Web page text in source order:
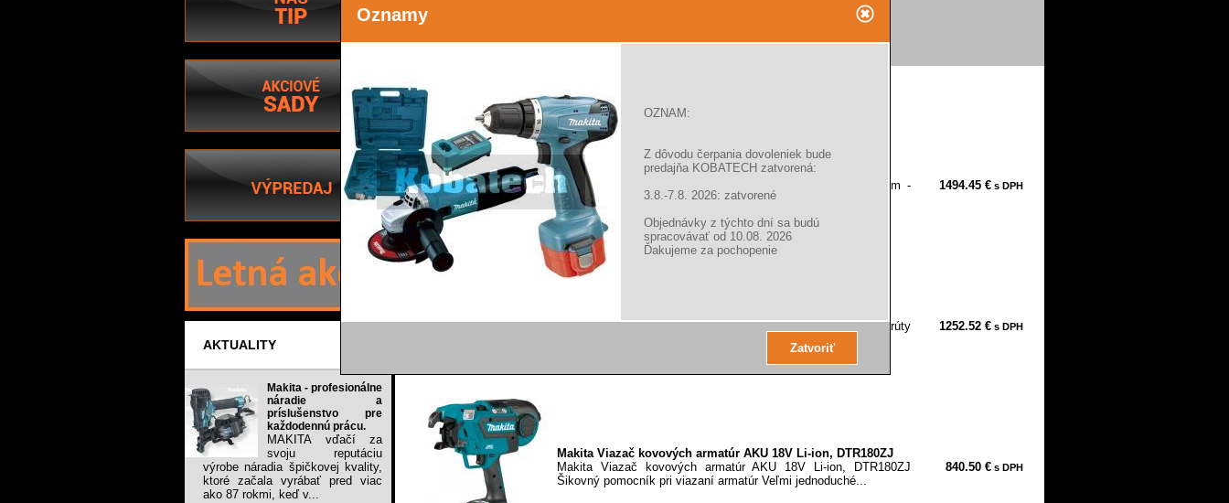
Oznamy
OZNAM:
Z dôvodu čerpania dovoleniek bude
predajňa KOBATECH zatvorená:
3.8.-7.8. 2026: zatvorené
Objednávky z týchto dní sa budú
spracovávať od 10.08. 2026
Ďakujeme za pochopenie
AKTUALITY
Makita - profesionálne
náradie a
príslušenstvo pre
každodennú prácu.
MAKITA vďačí za
svoju reputáciu
výrobe náradia špičkovej kvality,
ktoré začala vyrábať pred viac
ako 87 rokmi, keď v...
Alternatívne produkty
TJEP Viazač roxorov Aku EP 40, 124002
TJEP Viazač roxorov Aku EP 40 Popis: Drôt - Dĺžka: 100 m -
Priemer: 0.8 mm - súčet hrúbky roxorov: 12 - 40...
1494.45 € s DPH
Umožňuje rýchlo, efektívne a bez námahy spájať armovacie prúty
1252.52 € s DPH
Makita Viazač kovových armatúr AKU 18V Li-ion, DTR180ZJ
Makita Viazač kovových armatúr AKU 18V Li-ion, DTR180ZJ
Šikovný pomocník pri viazaní armatúr Veľmi jednoduché...
840.50 € s DPH